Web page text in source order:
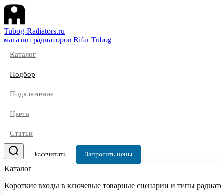
Tubog-Radiators.ru
магазин радиаторов Rifar Tubog
Каталог
Подбор
Подключение
Цвета
Статьи
Рассчитать Запросить цены
Каталог
Короткие входы в ключевые товарные сценарии и типы